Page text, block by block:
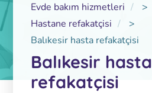
Evde bakım hizmetleri
>
Hastane refakatçisi
>
Balıkesir hasta refakatçisi
Balıkesir hasta
refakatçisi